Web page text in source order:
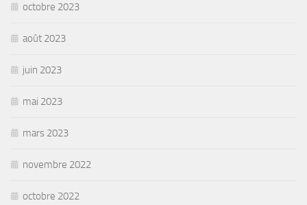
octobre 2023
août 2023
juin 2023
mai 2023
mars 2023
novembre 2022
octobre 2022